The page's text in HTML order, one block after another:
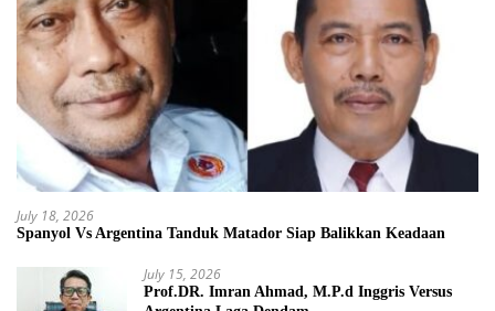
July 18, 2026
Spanyol Vs Argentina Tanduk Matador Siap Balikkan Keadaan
July 15, 2026
Prof.DR. Imran Ahmad, M.P.d Inggris Versus